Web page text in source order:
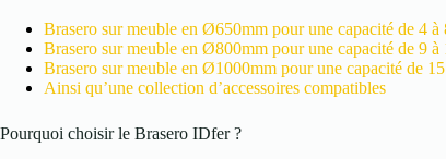
Brasero sur meuble en Ø650mm pour une capacité de 4 à
Brasero sur meuble en Ø800mm pour une capacité de 9 à
Brasero sur meuble en Ø1000mm pour une capacité de
Ainsi qu’une collection d’accessoires compatibles
Pourquoi choisir le Brasero IDfer ?